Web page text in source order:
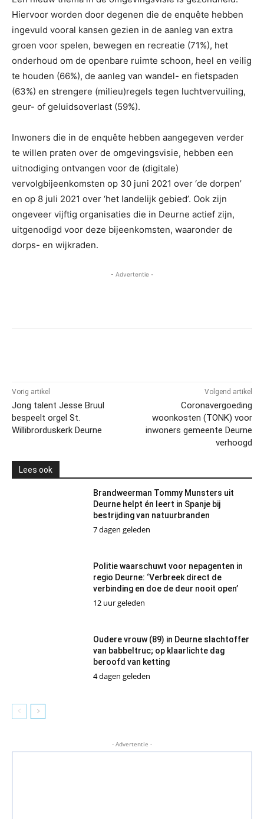
Hiervoor worden door degenen die de enquête hebben
ingevuld vooral kansen gezien in de aanleg van extra
groen voor spelen, bewegen en recreatie (71%), het
onderhoud om de openbare ruimte schoon, heel en veilig
te houden (66%), de aanleg van wandel- en fietspaden
(63%) en strengere (milieu)regels tegen luchtvervuiling,
geur- of geluidsoverlast (59%).
Inwoners die in de enquête hebben aangegeven verder
te willen praten over de omgevingsvisie, hebben een
uitnodiging ontvangen voor de (digitale)
vervolgbijeenkomsten op 30 juni 2021 over ‘de dorpen’
en op 8 juli 2021 over ‘het landelijk gebied’. Ook zijn
ongeveer vijftig organisaties die in Deurne actief zijn,
uitgenodigd voor deze bijeenkomsten, waaronder de
dorps- en wijkraden.
- Advertentie -
Vorig artikel
Jong talent Jesse Bruul
bespeelt orgel St.
Willibrorduskerk Deurne
Volgend artikel
Coronavergoeding
woonkosten (TONK) voor
inwoners gemeente Deurne
verhoogd
Lees ook
Brandweerman Tommy Munsters uit
Deurne helpt én leert in Spanje bij
bestrijding van natuurbranden
7 dagen geleden
Politie waarschuwt voor nepagenten in
regio Deurne: ‘Verbreek direct de
verbinding en doe de deur nooit open’
12 uur geleden
Oudere vrouw (89) in Deurne slachtoffer
van babbeltruc; op klaarlichte dag
beroofd van ketting
4 dagen geleden
- Advertentie -